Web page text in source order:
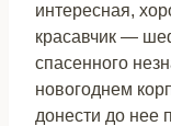
интересная,
красавчик —
спасенного
новогоднем
донести до нее